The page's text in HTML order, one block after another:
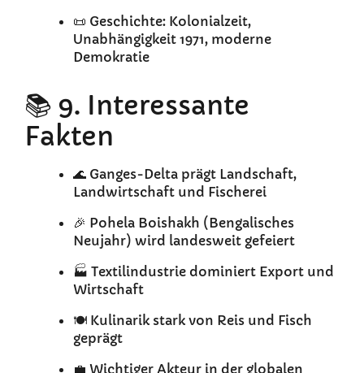
📜 Geschichte: Kolonialzeit,
Unabhängigkeit 1971, moderne
Demokratie
📚 9. Interessante
Fakten
🌊 Ganges-Delta prägt Landschaft,
Landwirtschaft und Fischerei
🎉 Pohela Boishakh (Bengalisches
Neujahr) wird landesweit gefeiert
🏭 Textilindustrie dominiert Export und
Wirtschaft
🍽️ Kulinarik stark von Reis und Fisch
geprägt
💼 Wichtiger Akteur in der globalen